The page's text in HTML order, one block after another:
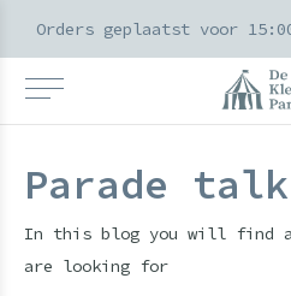
Parade talk
In this blog you will find
are looking for